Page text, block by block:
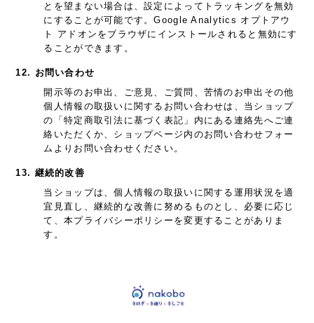
とを望まない場合は、設定によってトラッキングを無効
にすることが可能です。Google Analytics オプトアウ
ト アドオンをブラウザにインストールされると無効にす
ることができます。
12. お問い合わせ
開示等のお申出、ご意見、ご質問、苦情のお申出その他
個人情報の取扱いに関するお問い合わせは、当ショップ
の「特定商取引法に基づく表記」内にある連絡先へご連
絡いただくか、ショップページ内のお問い合わせフォー
ムよりお問い合わせください。
13. 継続的改善
当ショップは、個人情報の取扱いに関する運用状況を適
宜見直し、継続的な改善に努めるものとし、必要に応じ
て、本プライバシーポリシーを変更することがありま
す。